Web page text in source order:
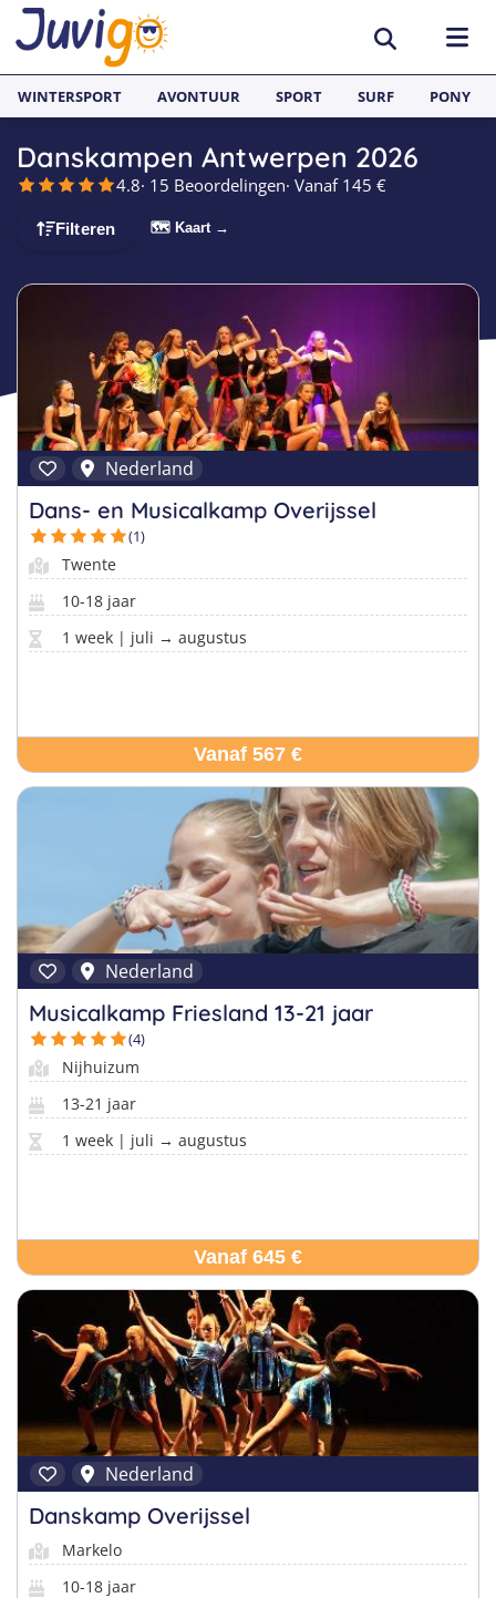
BESTEMMINGEN
België
Zweden
Portugal
Frankrijk
Italië
Malta
Nederland
Buitenland
SURFKAMPEN
Surfkampen Spanje
Surfkampen Portugal
Surfkampen Nederland
Surfkampen Sri Lanka
Surfkampen Buitenland
Surfkampen 18+
TAALVAKANTIES
Alle Juvigo Taalreizen
Taalvakanties Frans
Taalvakanties Engels
Taalvakanties Spaans
Taalvakanties Nederlands
Taalvakanties Duits
Taalvakanties Italiaans
GROEPSREIZEN
Jongeren
Jongvolwassenen
Volwassenen
WINTERSPORT AVONTUUR SPORT SURF PONY
Danskampen Antwerpen 2026
4.8· 15 Beoordelingen· Vanaf 145 €
Filteren 🗺 Kaart →
Nederland
Dans- en Musicalkamp Overijssel
(1)
Twente
10-18 jaar
1 week | juli → augustus
Vanaf 567 €
Nederland
Musicalkamp Friesland 13-21 jaar
(4)
Nijhuizum
13-21 jaar
1 week | juli → augustus
Vanaf 645 €
Nederland
Danskamp Overijssel
Markelo
10-18 jaar